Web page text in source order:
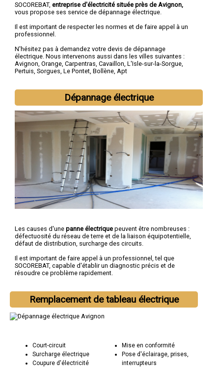
SOCOREBAT, entreprise d'électricité située près de Avignon,
vous propose ses service de dépannage électrique.
Il est important de respecter les normes et de faire appel à un
professionnel.
N'hésitez pas à demandez votre devis de dépannage
électrique . Nous intervenons aussi dans les villes suivantes :
Avignon Orange Carpentras Cavaillon L'Isle-sur-la-Sorgue
Pertuis Sorgues Le Pontet Bollène Apt
Dépannage électrique
Les causes d'une panne électrique peuvent être nombreuses :
défectuosité du réseau de terre et de la liaison équipotentielle,
défaut de distribution, surcharge des circuits.
Il est important de faire appel à un professionnel, tel que
SOCOREBAT, capable d'établir un diagnostic précis et de
résoudre ce problème rapidement.
Remplacement de tableau électrique
Court-circuit
Surcharge électrique
Coupure d'électricité
Mise en conformité
Pose d'éclairage, prises,
interrupteurs